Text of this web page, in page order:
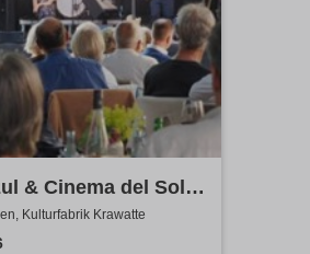
& Cinema del Sol:
Blau
Kulturfabrik Krawatte